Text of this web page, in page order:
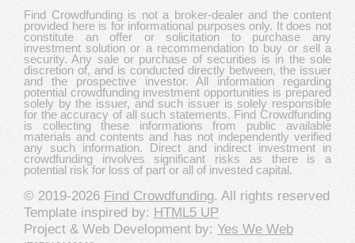
Find Crowdfunding is not a broker-dealer and the content
provided here is for informational purposes only. It does not
constitute an offer or solicitation to purchase any
investment solution or a recommendation to buy or sell a
security. Any sale or purchase of securities is in the sole
discretion of, and is conducted directly between, the issuer
and the prospective investor. All information regarding
potential crowdfunding investment opportunities is prepared
solely by the issuer, and such issuer is solely responsible
for the accuracy of all such statements. Find Crowdfunding
is collecting these informations from public available
materials and contents and has not independently verified
any such information. Direct and indirect investment in
crowdfunding involves significant risks as there is a
potential risk for loss of part or all of invested capital.
© 2019-2026 Find Crowdfunding. All rights reserved
Template inspired by: HTML5 UP
Project & Web Development by: Yes We Web